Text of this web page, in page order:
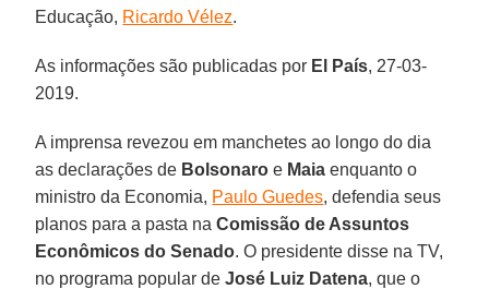
Educação, Ricardo Vélez.
As informações são publicadas por El País, 27-03-
2019.
A imprensa revezou em manchetes ao longo do dia
as declarações de Bolsonaro e Maia enquanto o
ministro da Economia, Paulo Guedes, defendia seus
planos para a pasta naComissão de Assuntos
Econômicos do Senado. O presidente disse na TV,
no programa popular deJosé Luiz Datena, que o